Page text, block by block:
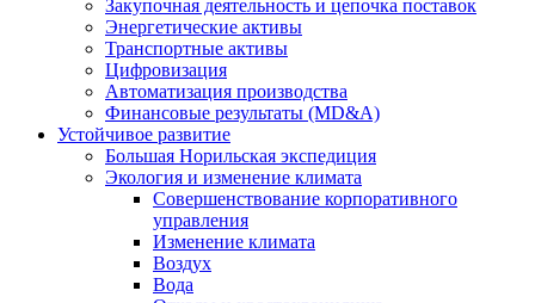
Закупочная деятельность и цепочка поставок
Энергетические активы
Транспортные активы
Цифровизация
Автоматизация производства
Финансовые результаты (MD&A)
Устойчивое развитие
Большая Норильская экспедиция
Экология и изменение климата
Совершенствование корпоративного
управления
Изменение климата
Воздух
Вода